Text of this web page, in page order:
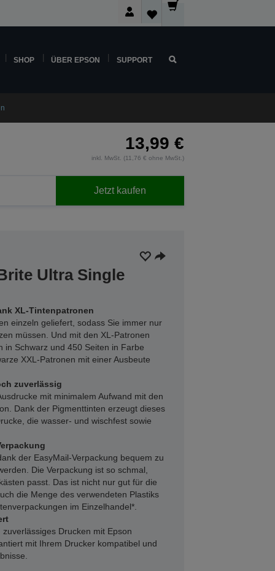
SHOP ÜBER EPSON SUPPORT
13,99 €
inkl. MwSt. (11,76 € ohne MwSt.)
Jetzt kaufen
Ultra Single
XL-Tintenpatronen
einzeln geliefert, sodass Sie immer nur
müssen. Und mit den XL-Patronen
in Schwarz und 450 Seiten in Farbe
XXL-Patronen mit einer Ausbeute
zuverlässig
mit minimalem Aufwand mit den
Dank der Pigmenttinten erzeugt dieses
die wasser- und wischfest sowie
der EasyMail-Verpackung bequem zu
Die Verpackung ist so schmal,
passt. Das ist nicht nur gut für die
die Menge des verwendeten Plastiks
im Einzelhandel*.
Drucken mit Epson
mit Ihrem Drucker kompatibel und